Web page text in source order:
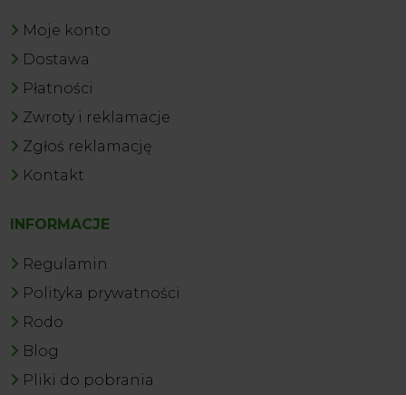
Moje konto
Dostawa
Płatności
Zwroty i reklamacje
Zgłoś reklamację
Kontakt
INFORMACJE
Regulamin
Polityka prywatności
Rodo
Blog
Pliki do pobrania